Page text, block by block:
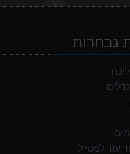
מנשא לתינוק לטיולים OSPERY POCO LT
999.00 ₪
נבחרות
עזר למטייל